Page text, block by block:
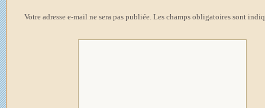
Votre adresse e-mail ne sera pas publiée. Les champs obligatoires sont